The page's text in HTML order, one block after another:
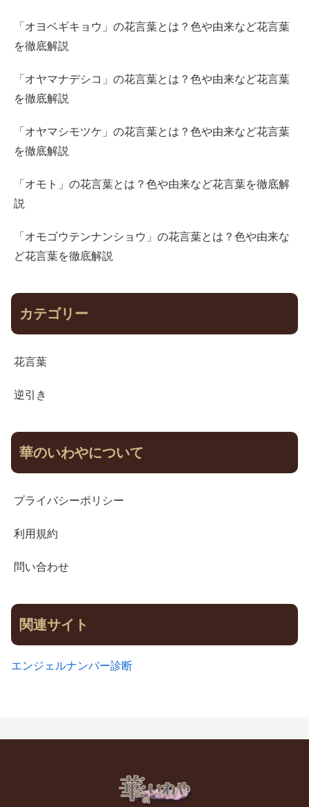
「オヨベギキョウ」の花言葉とは？色や由来など花言葉
を徹底解説
「オヤマナデシコ」の花言葉とは？色や由来など花言葉
を徹底解説
「オヤマシモツケ」の花言葉とは？色や由来など花言葉
を徹底解説
「オモト」の花言葉とは？色や由来など花言葉を徹底解
説
「オモゴウテンナンショウ」の花言葉とは？色や由来な
ど花言葉を徹底解説
カテゴリー
花言葉
逆引き
華のいわやについて
プライバシーポリシー
利用規約
問い合わせ
関連サイト
エンジェルナンバー診断